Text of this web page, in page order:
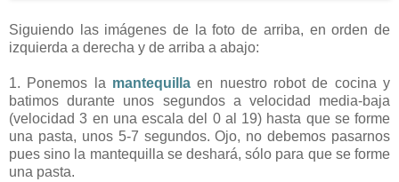
Siguiendo las imágenes de la foto de arriba, en orden de
izquierda a derecha y de arriba a abajo:
1. Ponemos la mantequilla en nuestro robot de cocina y
batimos durante unos segundos a velocidad media-baja
(velocidad 3 en una escala del 0 al 19) hasta que se forme
una pasta, unos 5-7 segundos. Ojo, no debemos pasarnos
pues sino la mantequilla se deshará, sólo para que se forme
una pasta.